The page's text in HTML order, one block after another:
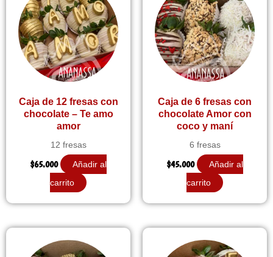
Caja de 12 fresas con
chocolate – Te amo
amor
12 fresas
$65.000
Añadir al
carrito
Caja de 6 fresas con
chocolate Amor con
coco y maní
6 fresas
$45.000
Añadir al
carrito